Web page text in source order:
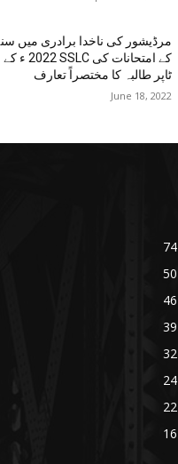
مرڈیشور کی ناخدا برادری میں سنہ
2022 ء کے SSLC کے امتحانات کی
ٹاپر طالبہ کا مختصراً تعارف
June 18, 2022
74
50
46
39
32
24
22
16